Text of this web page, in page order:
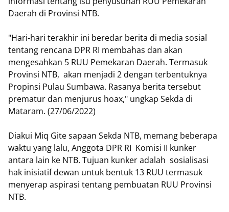
Daerah di Provinsi NTB.
"Hari-hari terakhir ini beredar berita di media sosial
tentang rencana DPR RI membahas dan akan
mengesahkan 5 RUU Pemekaran Daerah. Termasuk
Provinsi NTB, akan menjadi 2 dengan terbentuknya
Propinsi Pulau Sumbawa. Rasanya berita tersebut
prematur dan menjurus hoax," ungkap Sekda di
Mataram. (27/06/2022)
Diakui Miq Gite sapaan Sekda NTB, memang beberapa
waktu yang lalu, Anggota DPR RI Komisi II kunker
antara lain ke NTB. Tujuan kunker adalah sosialisasi
hak inisiatif dewan untuk bentuk 13 RUU termasuk
menyerap aspirasi tentang pembuatan RUU Provinsi
NTB.